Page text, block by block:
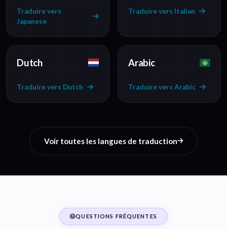
Traduire vers
Japanese
Traduire vers Italian
Dutch
Traduire vers Dutch
Arabic
Traduire vers Arabic
Voir toutes les langues de traduction
QUESTIONS FRÉQUENTES